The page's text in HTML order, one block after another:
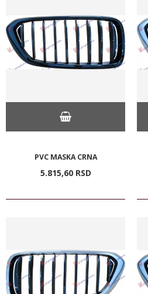
PVC MASKA CRNA
5.815,60 RSD